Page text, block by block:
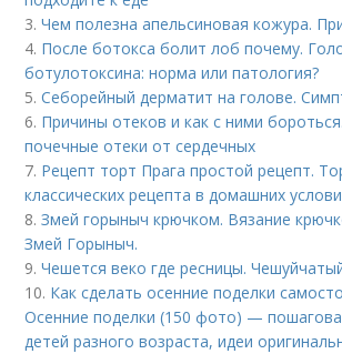
3.Чем полезна апельсиновая кожура.
4. После ботокса болит лоб почему.
ботулотоксина: норма или патология?
5.Себорейный дерматит на голове.
6. Причины отеков и как с ними
почечные отеки от сердечных
7. Рецепт торт Прага простой рецепт.
классических рецепта в домашних
8.Змей горыныч крючком. Вязание
Змей Горыныч.
9.Чешется веко где ресницы.
10. Как сделать осенние поделки
Осенние поделки (150 фото) —
детей разного возраста, идеи